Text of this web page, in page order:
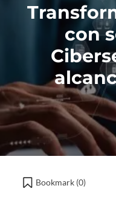
con
Bookmark (0)